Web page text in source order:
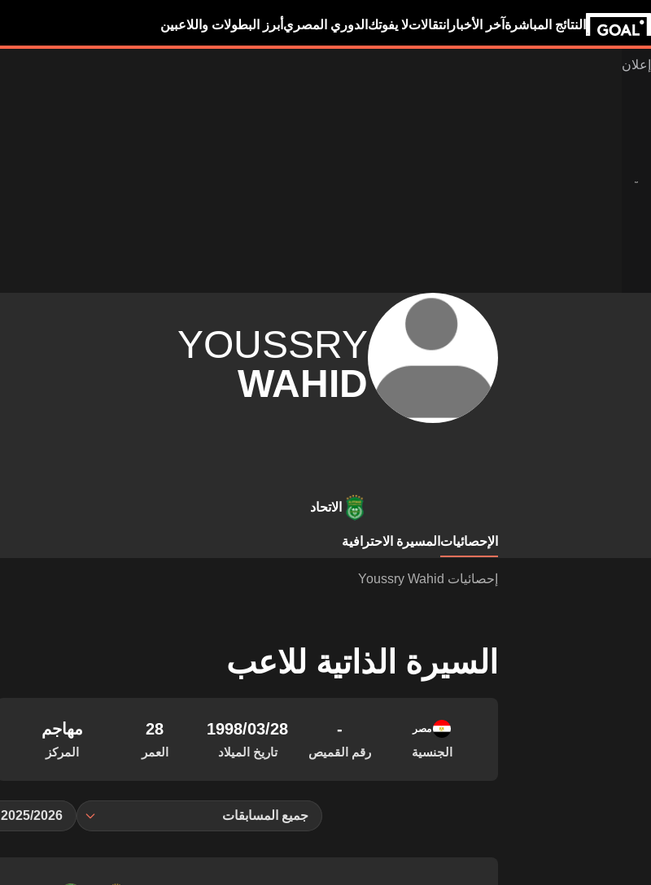
النتائج المباشرة آخر الأخبار انتقالاتلا يفوتك الدوري المصري أبرز البطولات واللاعبين
YOUSSRY
WAHID
الاتحاد
الإحصائيات المسيرة الاحترافية
إحصائيات Youssry Wahid
السيرة الذاتية للاعب
مصر
الجنسية
-
رقم القميص
28‏/03‏/1998
تاريخ الميلاد
28
العمر
مهاجم
المركز
جميع المسابقات 2025/2026